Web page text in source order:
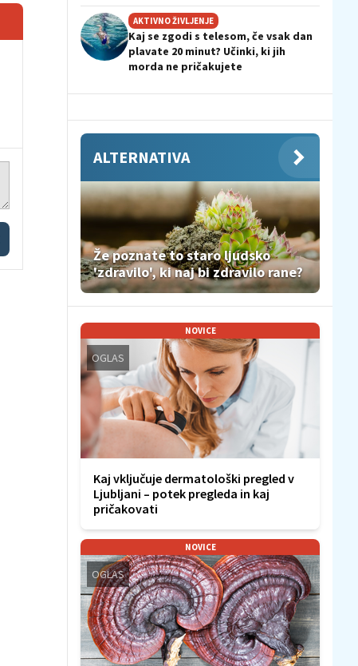
AKTIVNO ŽIVLJENJE
Kaj se zgodi s telesom, če vsak dan
plavate 20 minut? Učinki, ki jih
morda ne pričakujete
ALTERNATIVA
Že poznate to staro ljudsko
'zdravilo', ki naj bi zdravilo rane?
NOVICE
OGLAS
Kaj vključuje dermatološki pregled v
Ljubljani – potek pregleda in kaj
pričakovati
NOVICE
OGLAS